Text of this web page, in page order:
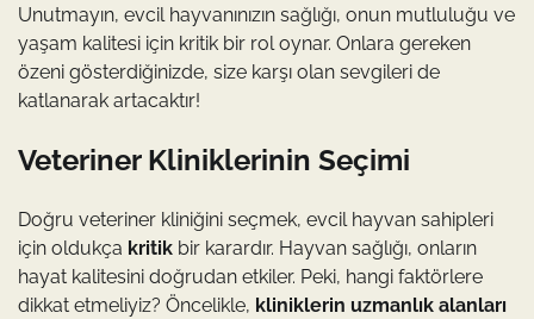
Unutmayın, evcil hayvanınızın sağlığı, onun mutluluğu ve
yaşam kalitesi için kritik bir rol oynar. Onlara gereken
özeni gösterdiğinizde, size karşı olan sevgileri de
katlanarak artacaktır!
Veteriner Kliniklerinin Seçimi
Doğru veteriner kliniğini seçmek, evcil hayvan sahipleri
için oldukça kritik bir karardır. Hayvan sağlığı, onların
hayat kalitesini doğrudan etkiler. Peki, hangi faktörlere
dikkat etmeliyiz? Öncelikle, kliniklerin uzmanlık alanları